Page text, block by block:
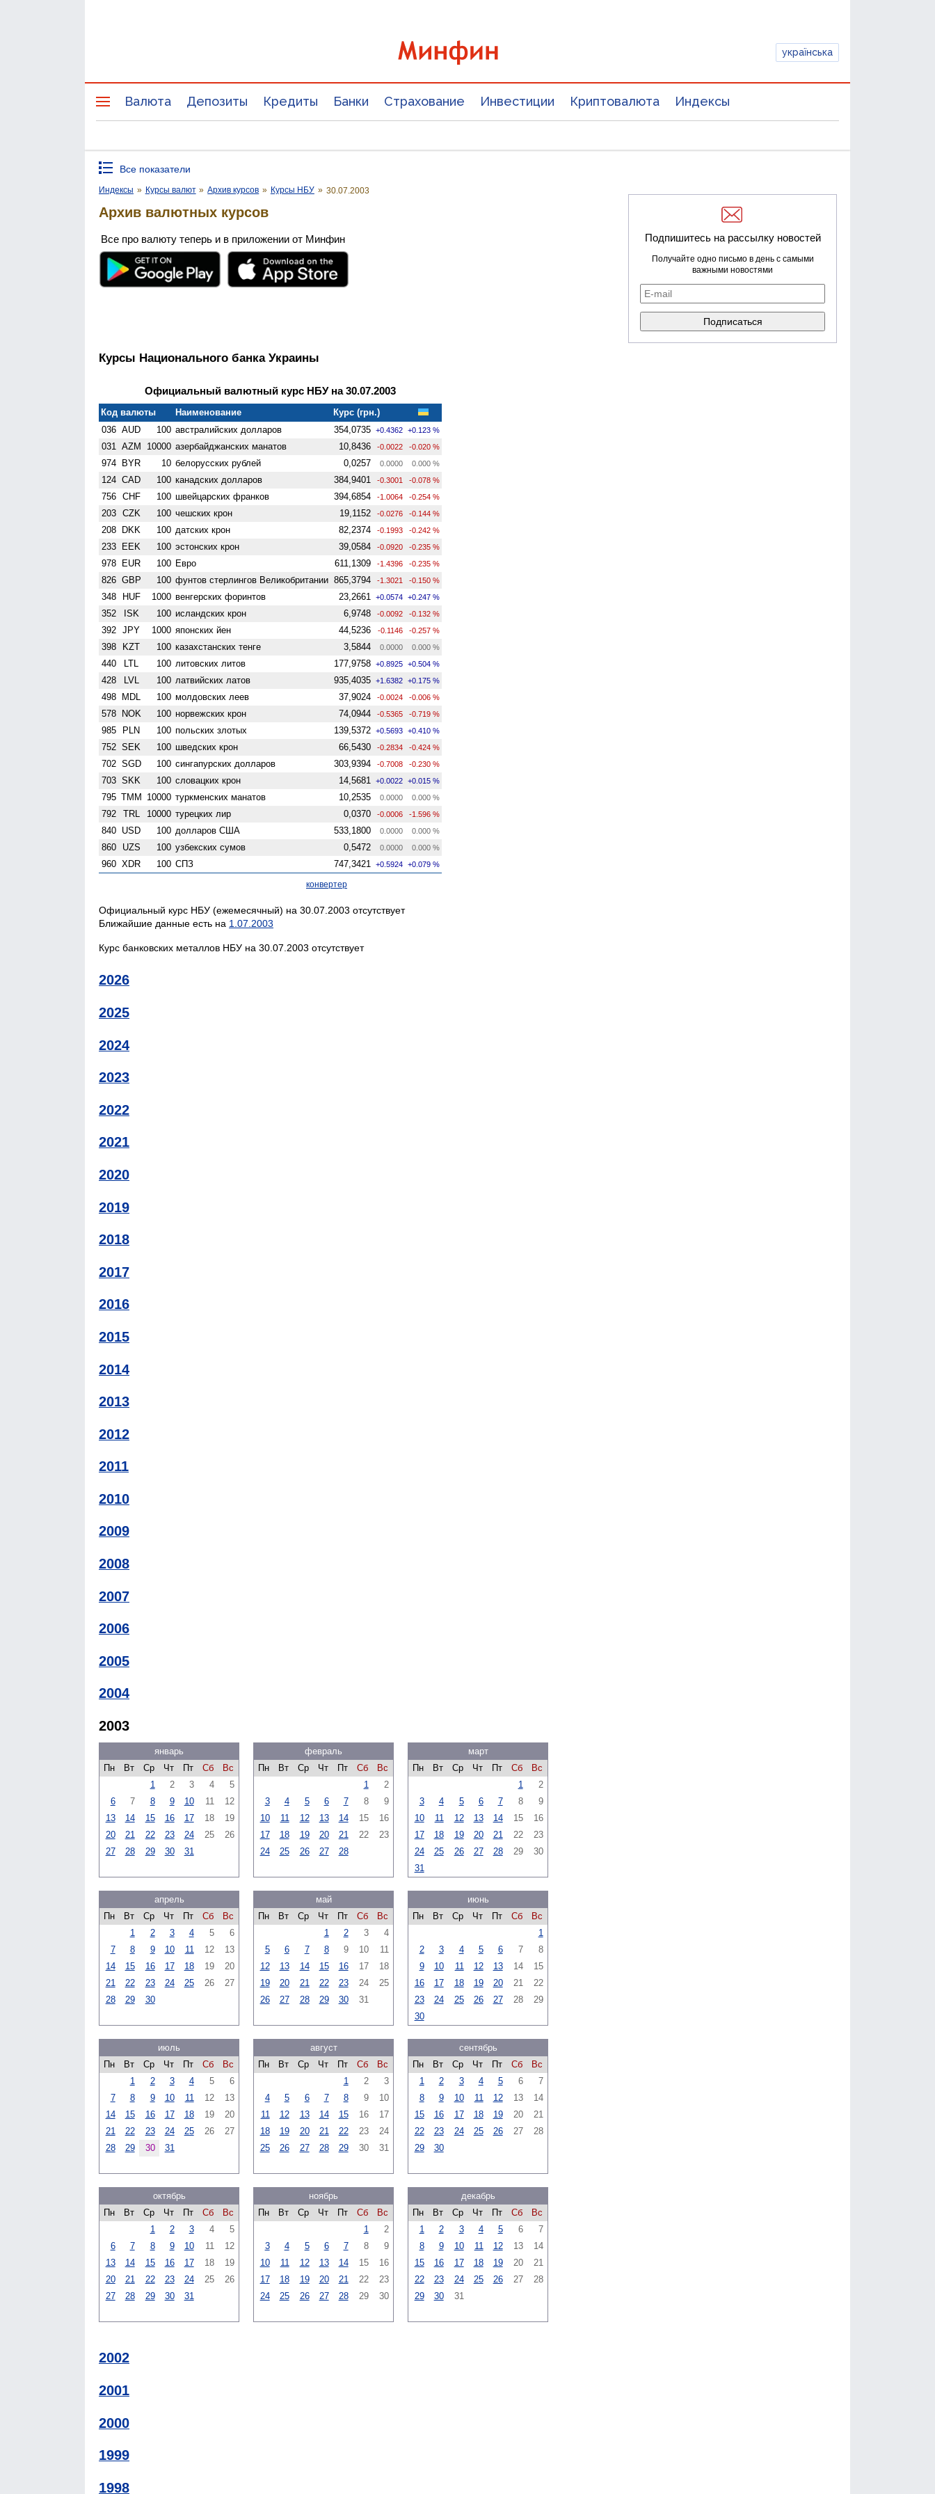
українська
Валюта Депозиты Кредиты Банки Страхование Инвестиции Криптовалюта Индексы
Все показатели
Индексы » Курсы валют » Архив курсов » Курсы НБУ » 30.07.2003
Архив валютных курсов
Все про валюту теперь и в приложении от Минфин
Курсы Национального банка Украины
Официальный валютный курс НБУ на 30.07.2003
Код валюты Наименование
Курс (грн.)
036 AUD 100 австралийских долларов 354,0735 +0.4362 +0.123 %
031 AZM 10000 азербайджанских манатов 10,8436 -0.0022 -0.020 %
974 BYR 10 белорусских рублей 0,0257 0.0000 0.000 %
124 CAD 100 канадских долларов 384,9401 -0.3001 -0.078 %
756 CHF 100 швейцарских франков 394,6854 -1.0064 -0.254 %
203 CZK 100 чешских крон 19,1152 -0.0276 -0.144 %
208 DKK 100 датских крон 82,2374 -0.1993 -0.242 %
233 EEK 100 эстонских крон 39,0584 -0.0920 -0.235 %
978 EUR 100 Евро 611,1309 -1.4396 -0.235 %
826 GBP 100 фунтов стерлингов Велико­британии 865,3794 -1.3021 -0.150 %
348 HUF 1000 венгерских форинтов 23,2661 +0.0574 +0.247 %
352 ISK 100 исландских крон 6,9748 -0.0092 -0.132 %
392 JPY 1000 японских йен 44,5236 -0.1146 -0.257 %
398 KZT 100 казахстанских тенге 3,5844 0.0000 0.000 %
440 LTL 100 литовских литов 177,9758 +0.8925 +0.504 %
428 LVL 100 латвийских латов 935,4035 +1.6382 +0.175 %
498 MDL 100 молдовских леев 37,9024 -0.0024 -0.006 %
578 NOK 100 норвежских крон 74,0944 -0.5365 -0.719 %
985 PLN 100 польских злотых 139,5372 +0.5693 +0.410 %
752 SEK 100 шведских крон 66,5430 -0.2834 -0.424 %
702 SGD 100 сингапурских долларов 303,9394 -0.7008 -0.230 %
703 SKK 100 словацких крон 14,5681 +0.0022 +0.015 %
795 TMM 10000 туркменских манатов 10,2535 0.0000 0.000 %
792 TRL 10000 турецких лир 0,0370 -0.0006 -1.596 %
840 USD 100 долларов США 533,1800 0.0000 0.000 %
860 UZS 100 узбекских сумов 0,5472 0.0000 0.000 %
960 XDR 100 СПЗ 747,3421 +0.5924 +0.079 %
конвертер
Официальный курс НБУ (ежемесячный) на 30.07.2003 отсутствует
Ближайшие данные есть на 1.07.2003
Курс банковских металлов НБУ на 30.07.2003 отсутствует
2026
2025
2024
2023
2022
2021
2020
2019
2018
2017
2016
2015
2014
2013
2012
2011
2010
2009
2008
2007
2006
2005
2004
2003
январь
Пн
Вт Ср Чт Пт Сб
Вс
1
2 3 4
5
6
7 8 9 10 11
12
13
14 15 16 17 18
19
20
21 22 23 24 25
26
27
28 29 30 31
февраль
Пн
Вт Ср Чт Пт Сб
Вс
1
2
3
4 5 6 7 8
9
10
11 12 13 14 15
16
17
18 19 20 21 22
23
24
25 26 27 28
март
Пн
Вт Ср Чт Пт Сб
Вс
1
2
3
4 5 6 7 8
9
10
11 12 13 14 15
16
17
18 19 20 21 22
23
24
25 26 27 28 29
30
31
апрель
Пн
Вт Ср Чт Пт Сб
Вс
1
2 3 4 5
6
7
8 9 10 11 12
13
14
15 16 17 18 19
20
21
22 23 24 25 26
27
28
29 30
май
Пн
Вт Ср Чт Пт Сб
Вс
1
2 3
4
5
6 7 8 9 10
11
12
13 14 15 16 17
18
19
20 21 22 23 24
25
26
27 28 29 30 31
июнь
Пн
Вт Ср Чт Пт Сб
Вс
1
2
3 4 5 6 7
8
9
10 11 12 13 14
15
16
17 18 19 20 21
22
23
24 25 26 27 28
29
30
июль
Пн
Вт Ср Чт Пт Сб
Вс
1
2 3 4 5
6
7
8 9 10 11 12
13
14
15 16 17 18 19
20
21
22 23 24 25 26
27
28
29 30 31
август
Пн
Вт Ср Чт Пт Сб
Вс
1
2
3
4
5 6 7 8 9
10
11
12 13 14 15 16
17
18
19 20 21 22 23
24
25
26 27 28 29 30 31
сентябрь
Пн
Вт Ср Чт Пт Сб
Вс
1
2 3 4 5 6
7
8
9 10 11 12 13
14
15
16 17 18 19 20
21
22
23 24 25 26 27
28
29
30
октябрь
Пн
Вт Ср Чт Пт Сб
Вс
1
2 3 4
5
6
7 8 9 10 11
12
13
14 15 16 17 18
19
20
21 22 23 24 25
26
27
28 29 30 31
ноябрь
Пн
Вт Ср Чт Пт Сб
Вс
1
2
3
4 5 6 7 8
9
10
11 12 13 14 15
16
17
18 19 20 21 22
23
24
25 26 27 28 29 30
декабрь
Пн
Вт Ср Чт Пт Сб
Вс
1
2 3 4 5 6
7
8
9 10 11 12 13
14
15
16 17 18 19 20
21
22
23 24 25 26 27
28
29
30 31
2002
2001
2000
1999
1998
Подпишитесь на рассылку новостей
Получайте одно письмо в день с самыми
важными новостями